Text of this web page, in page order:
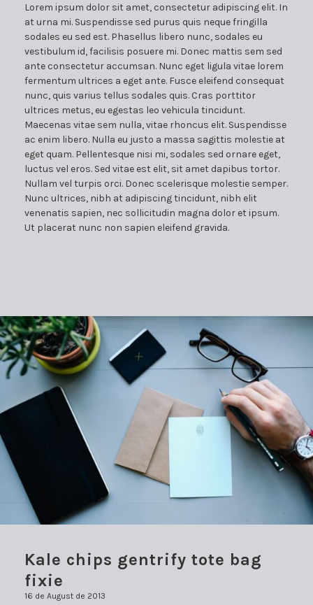
Lorem ipsum dolor sit amet, consectetur adipiscing elit. In
at urna mi. Suspendisse sed purus quis neque fringilla
sodales eu sed est. Phasellus libero nunc, sodales eu
vestibulum id, facilisis posuere mi. Donec mattis sem sed
ante consectetur accumsan. Nunc eget ligula vitae lorem
fermentum ultrices a eget ante. Fusce eleifend consequat
nunc, quis varius tellus sodales quis. Cras porttitor
ultrices metus, eu egestas leo vehicula tincidunt.
Maecenas vitae sem nulla, vitae rhoncus elit. Suspendisse
ac enim libero. Nulla eu justo a massa sagittis molestie at
eget quam. Pellentesque nisi mi, sodales sed ornare eget,
luctus vel eros. Sed vitae est elit, sit amet dapibus tortor.
Nullam vel turpis orci. Donec scelerisque molestie semper.
Nunc ultrices, nibh at adipiscing tincidunt, nibh elit
venenatis sapien, nec sollicitudin magna dolor et ipsum.
Ut placerat nunc non sapien eleifend gravida.
Kale chips gentrify tote bag
fixie
16 de August de 2013